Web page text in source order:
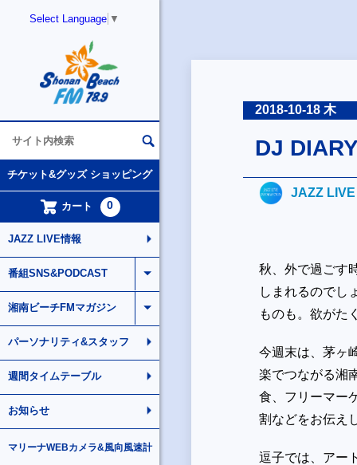
Select Language ▼
チケット&グッズ ショッピング
カート 0
JAZZ LIVE情報
番組SNS&PODCAST
湘南ビーチFMマガジン
パーソナリティ&スタッフ
週間タイムテーブル
お知らせ
マリーナWEBカメラ&風向風速計
2018-10-18 木
DJ
JAZZ LIVE
秋、外で過ごす
しまれるのでし
ものも。欲がた
今週末は、茅ヶ
楽でつながる湘
食、フリーマー
割などをお伝え
逗子では、アー